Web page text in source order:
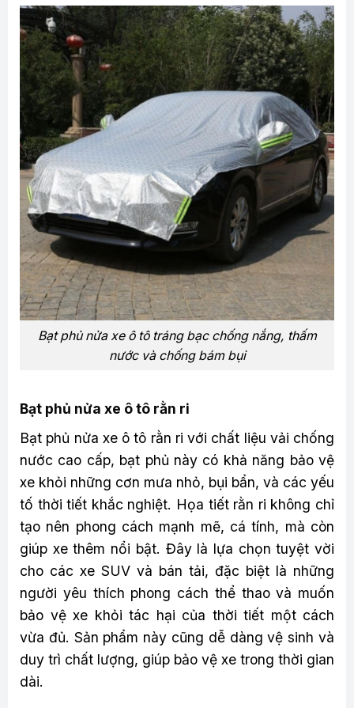
Bạt phủ nửa xe ô tô tráng bạc chống nắng, thấm
nước và chống bám bụi
Bạt phủ nửa xe ô tô rằn ri
Bạt phủ nửa xe ô tô rằn ri với chất liệu vải chống
nước cao cấp, bạt phủ này có khả năng bảo vệ
xe khỏi những cơn mưa nhỏ, bụi bẩn, và các yếu
tố thời tiết khắc nghiệt. Họa tiết rằn ri không chỉ
tạo nên phong cách mạnh mẽ, cá tính, mà còn
giúp xe thêm nổi bật. Đây là lựa chọn tuyệt vời
cho các xe SUV và bán tải, đặc biệt là những
người yêu thích phong cách thể thao và muốn
bảo vệ xe khỏi tác hại của thời tiết một cách
vừa đủ. Sản phẩm này cũng dễ dàng vệ sinh và
duy trì chất lượng, giúp bảo vệ xe trong thời gian
dài.